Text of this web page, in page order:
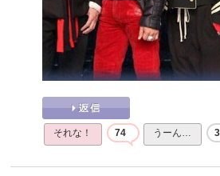
それな！ 74 うーん…